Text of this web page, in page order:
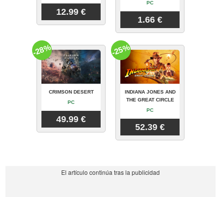
12.99 €
PC
1.66 €
CRIMSON DESERT
PC
49.99 €
-28%
INDIANA JONES AND
THE GREAT CIRCLE
PC
52.39 €
-25%